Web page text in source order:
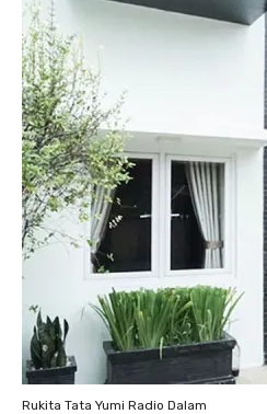
Rukita Tata Yumi Radio Dalam